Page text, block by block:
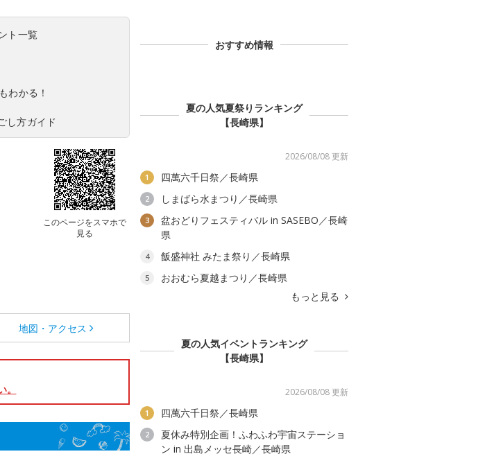
ト一覧
わかる！
し方ガイド
このページをスマホで
見る
地図・アクセス
おすすめ情報
夏の人気夏祭りランキング
【長崎県】
2026/08/08 更新
1 四萬六千日祭／長崎県
2 しまばら水まつり／長崎県
3
盆おどりフェスティバル in SASEBO／長崎
県
4 飯盛神社 みたま祭り／長崎県
5
おおむら夏越まつり／長崎県
もっと見る
夏の人気イベントランキング
【長崎県】
2026/08/08 更新
1 四萬六千日祭／長崎県
2
夏休み特別企画！ふわふわ宇宙ステーショ
ン in 出島メッセ長崎／長崎県